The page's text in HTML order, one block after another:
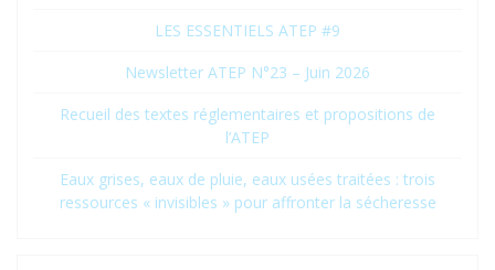
LES ESSENTIELS ATEP #9
Newsletter ATEP N°23 – Juin 2026
Recueil des textes réglementaires et propositions de
l’ATEP
Eaux grises, eaux de pluie, eaux usées traitées : trois
ressources « invisibles » pour affronter la sécheresse